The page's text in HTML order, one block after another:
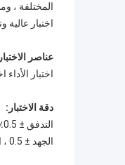
المختلفة ،
اختبار
عناصر
اختبار
دقة الاختبار:
التدفق ± 0.5٪ ، الضغط ± 0.2٪ ، السرعة ± 0.2٪ ،
الجهد ± 0.5 ، التيار ± 0.5 ، الطاقة ± 0.5 ، درجة الحرارة ± 1 ℃